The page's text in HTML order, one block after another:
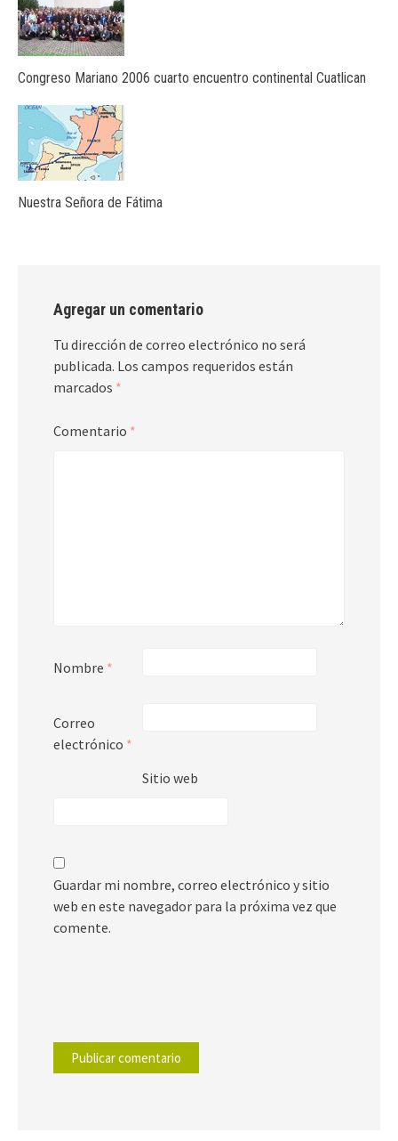
Congreso Mariano 2006 cuarto encuentro continental Cuatlican
Nuestra Señora de Fátima
Agregar un comentario
Tu dirección de correo electrónico no será
publicada. Los campos requeridos están
marcados *
Comentario *
Nombre *
Correo
electrónico *
Sitio web
Guardar mi nombre, correo electrónico y sitio
web en este navegador para la próxima vez que
comente.